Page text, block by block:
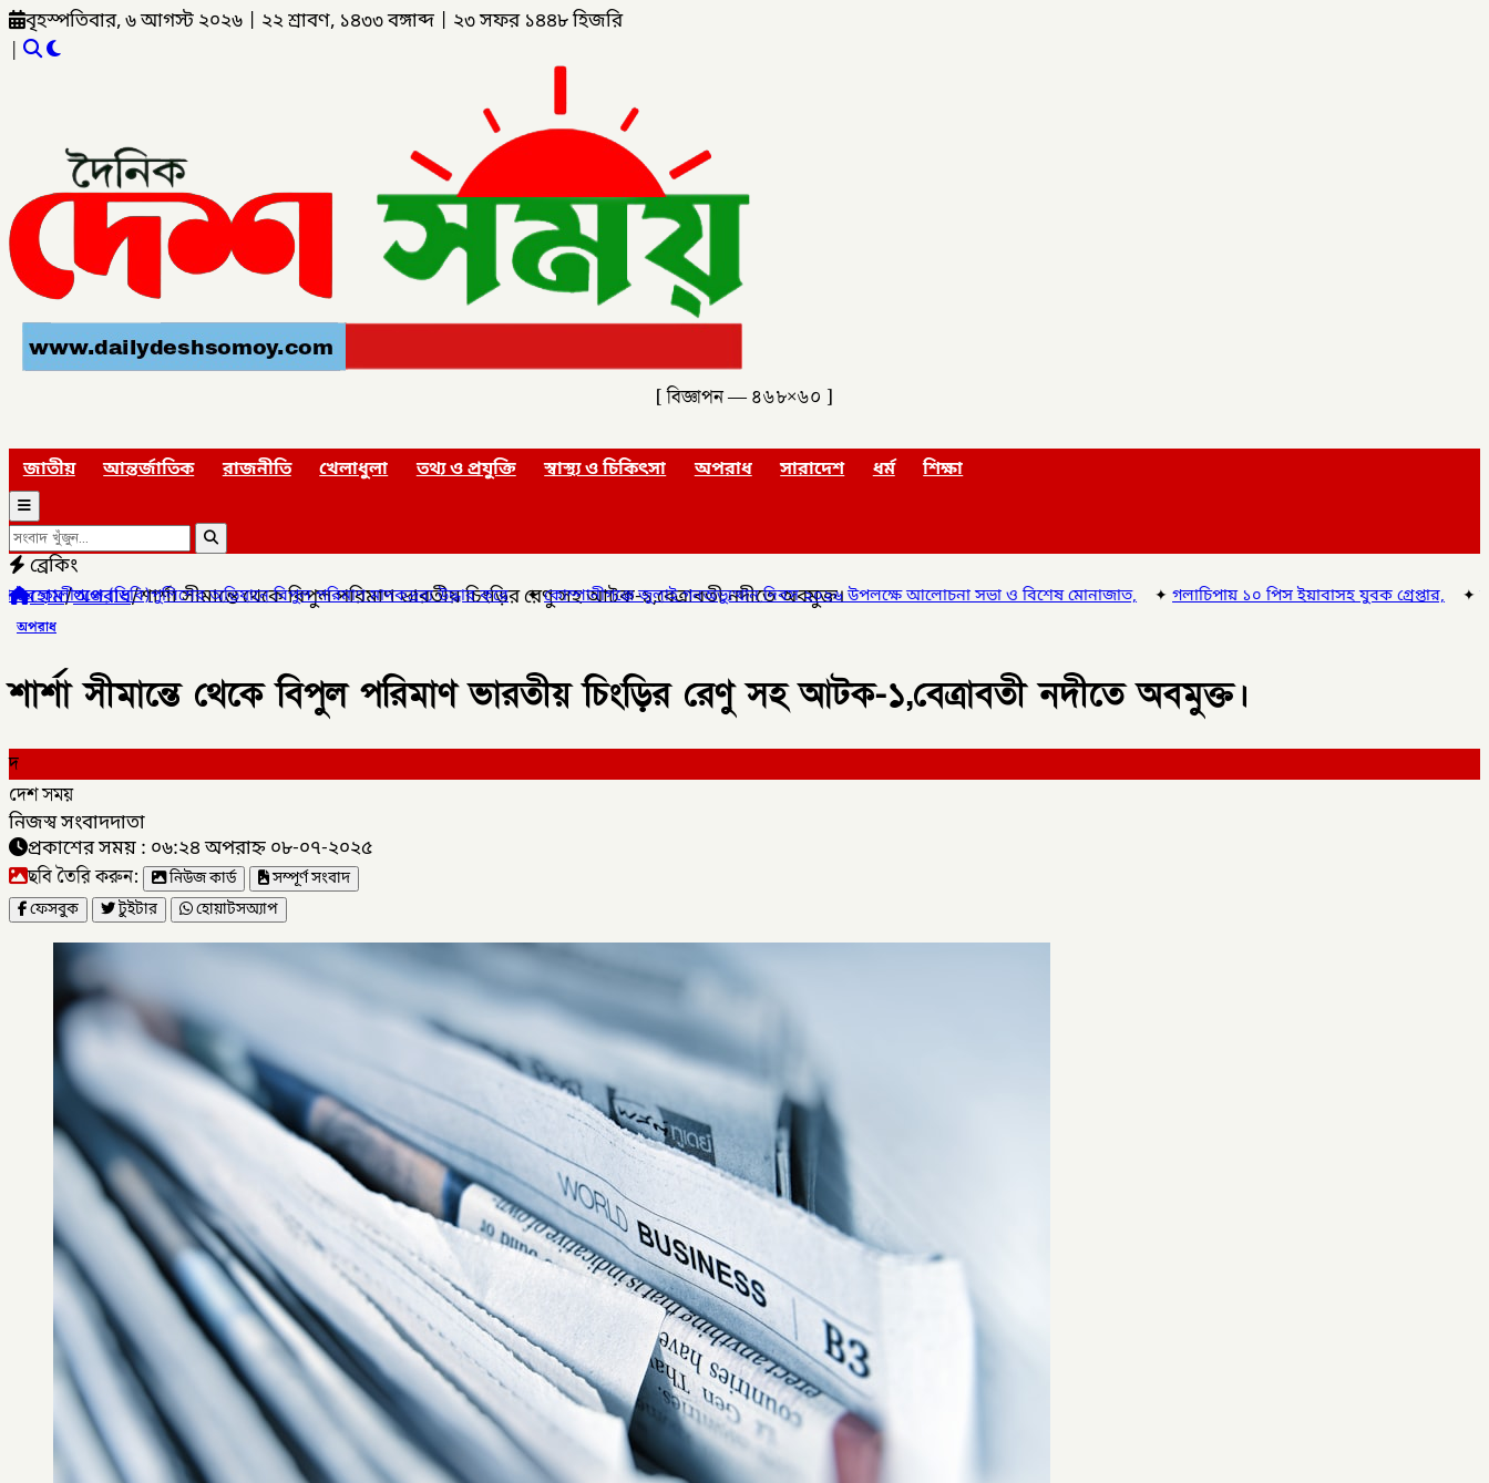
বৃহস্পতিবার, ৬ আগস্ট ২০২৬ ২২ শ্রাবণ, ১৪৩৩ বঙ্গাব্দ ২৩ সফর ১৪৪৮ হিজরি
|
[ বিজ্ঞাপন — ৪৬৮×৬০ ]
জাতীয় আন্তর্জাতিক রাজনীতি খেলাধুলা তথ্য ও প্রযুক্তি স্বাস্থ্য ও চিকিৎসা অপরাধ সারাদেশ ধর্ম শিক্ষা
ব্রেকিং
বিপুল পরিমাণ মাদকদ্রব্য উদ্ধার করে✦কোম্পানীগঞ্জে জুলাই গনঅভ্যুত্থান দিবস ২০২৬ উপলক্ষে আলোচনা সভা ও বিশেষ মোনাজাত,✦গলাচিপায় ১০ পিস ইয়াবাসহ যুবক গ্রেপ্তার,✦চাঁপাইনবাবগঞ্জে ডিএনসির
হোম/অপরাধ/শার্শা সীমান্তে থেকে বিপুল পরিমাণ ভারতীয় চিংড়ির রেণু সহ আটক-১,বেত্রাবতী নদীতে অবমুক্ত।
অপরাধ
শার্শা সীমান্তে থেকে বিপুল পরিমাণ ভারতীয় চিংড়ির রেণু সহ আটক-১,বেত্রাবতী নদীতে অবমুক্ত।
দ
দেশ সময়
নিজস্ব সংবাদদাতা
প্রকাশের সময় : ০৬:২৪ অপরাহ্ন ০৮-০৭-২০২৫
ছবি তৈরি করুন: নিউজ কার্ড
সম্পূর্ণ সংবাদ
ফেসবুক
টুইটার হোয়াটসঅ্যাপ